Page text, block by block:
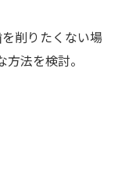
削りたくない場
法を検討。